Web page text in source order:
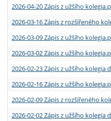
2026-04-20 Zápis z užšího
2026-03-16 Zápis z rozšířeného
2026-03-09 Zápis z užšího
2026-03-02 Zápis z užšího
2026-02-23 Zápis z užšího kolegia
2026-02-16 Zápis z užšího
2026-02-09 Zápis z rozšířeného
2026-02-02 Zápis z užšího kolegia